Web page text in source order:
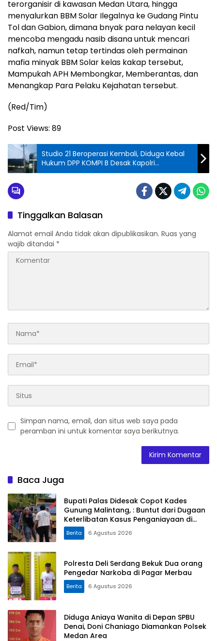
terorganisir di kawasan Medan Utara, hingga
menyalurkan BBM Solar Ilegalnya ke Gudang Pintu
Tol dan Gabion, dimana bnyak para nelayan kecil
mencoba mengadu nasib disana untuk mencari
nafkah, namun tetap tertindas oleh permainan
mafia minyak BBM Solar kelas kakap tersebut,
Mampukah APH Membongkar, Memberantas, dan
Menangkap Para Pelaku Kejahatan tersebut.
(Red/Tim)
Post Views: 89
Studio 21 Beroperasi Kembali, Diduga Kebal
Hukum DPP KOMPI B Desak Kapolri
Perintahkan Tindakan Tegas
Tinggalkan Balasan
Alamat email Anda tidak akan dipublikasikan. Ruas yang
wajib ditandai *
Simpan nama, email, dan situs web saya pada
peramban ini untuk komentar saya berikutnya.
Baca Juga
Bupati Palas Didesak Copot Kades
Gunung Malintang, : Buntut dari Dugaan
Keterlibatan Kasus Penganiayaan di
Dusun Balaka
Berita 6 Agustus 2026
Polresta Deli Serdang Bekuk Dua orang
Pengedar Narkoba di Pagar Merbau
Berita 6 Agustus 2026
Diduga Aniaya Wanita di Depan SPBU
Denai, Doni Chaniago Diamankan Polsek
Medan Area